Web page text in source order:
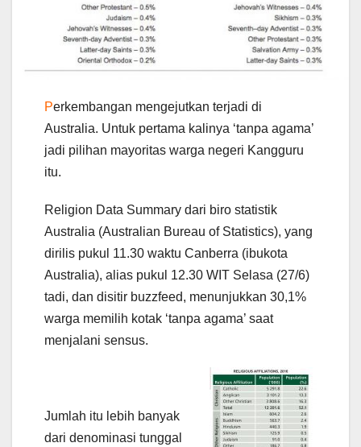
Perkembangan mengejutkan terjadi di
Australia. Untuk pertama kalinya ‘tanpa agama’
jadi pilihan mayoritas warga negeri Kangguru
itu.
Religion Data Summary dari biro statistik
Australia (Australian Bureau of Statistics), yang
dirilis pukul 11.30 waktu Canberra (ibukota
Australia), alias pukul 12.30 WIT Selasa (27/6)
tadi, dan disitir buzzfeed, menunjukkan 30,1%
warga memilih kotak ‘tanpa agama’ saat
menjalani sensus.
Jumlah itu lebih banyak
dari denominasi tunggal